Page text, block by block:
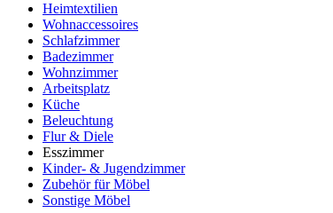
Heimtextilien
Wohnaccessoires
Schlafzimmer
Badezimmer
Wohnzimmer
Arbeitsplatz
Küche
Beleuchtung
Flur & Diele
Esszimmer
Kinder- & Jugendzimmer
Zubehör für Möbel
Sonstige Möbel